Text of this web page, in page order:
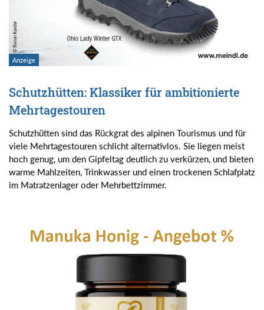
Schutzhütten: Klassiker für ambitionierte
Mehrtagestouren
Schutzhütten sind das Rückgrat des alpinen Tourismus und für
viele Mehrtagestouren schlicht alternativlos. Sie liegen meist
hoch genug, um den Gipfeltag deutlich zu verkürzen, und bieten
warme Mahlzeiten, Trinkwasser und einen trockenen Schlafplatz
im Matratzenlager oder Mehrbettzimmer.